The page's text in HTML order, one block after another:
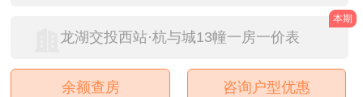
龙湖交投西站·杭与城13幢一房一价表
本期
余额查房 咨询户型优惠